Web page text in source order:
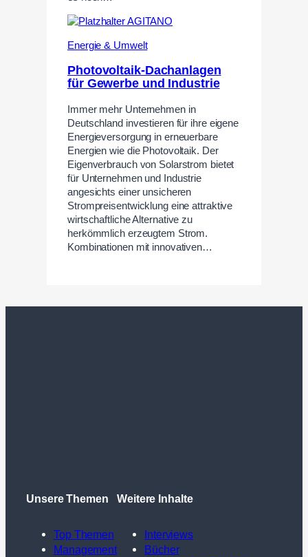
Energie & Umwelt
Photovoltaik-Dachanlagen
für Gewerbe und Industrie
Immer mehr Unternehmen in
Deutschland investieren für ihre eigene
Energieversorgung in erneuerbare
Energien wie die Photovoltaik. Der
Eigenverbrauch von Solarstrom bietet
für Unternehmen und Industrie
angesichts einer unsicheren
Strompreisentwicklung eine attraktive
wirtschaftliche Alternative zu
herkömmlich erzeugtem Strom.
Kombinationen mit innovativen…
Unsere Themen
Top Themen
Management
Weitere Inhalte
Interviews
Bücher